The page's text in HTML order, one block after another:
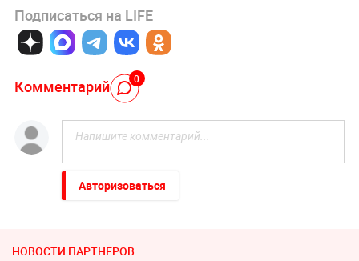
Подписаться на LIFE
Комментарий 0
Авторизоваться
НОВОСТИ ПАРТНЕРОВ